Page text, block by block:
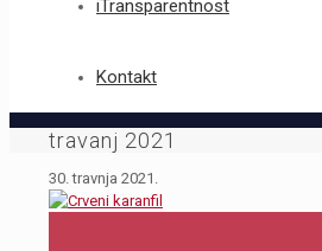
iTransparentnost
Kontakt
travanj 2021
30. travnja 2021.